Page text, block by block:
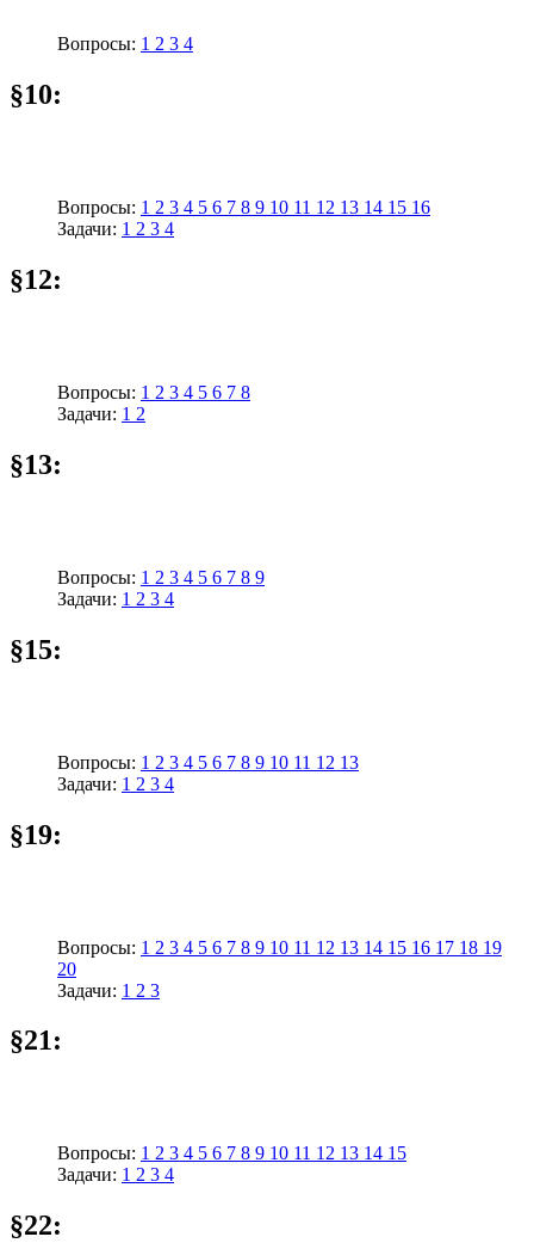
Вопросы: 1 2 3 4
§10:
Вопросы: 1 2 3 4 5 6 7 8 9 10 11 12 13 14 15 16
Задачи: 1 2 3 4
§12:
Вопросы: 1 2 3 4 5 6 7 8
Задачи: 1 2
§13:
Вопросы: 1 2 3 4 5 6 7 8 9
Задачи: 1 2 3 4
§15:
Вопросы: 1 2 3 4 5 6 7 8 9 10 11 12 13
Задачи: 1 2 3 4
§19:
Вопросы: 1 2 3 4 5 6 7 8 9 10 11 12 13 14 15 16 17 18 19
20
Задачи: 1 2 3
§21:
Вопросы: 1 2 3 4 5 6 7 8 9 10 11 12 13 14 15
Задачи: 1 2 3 4
§22: